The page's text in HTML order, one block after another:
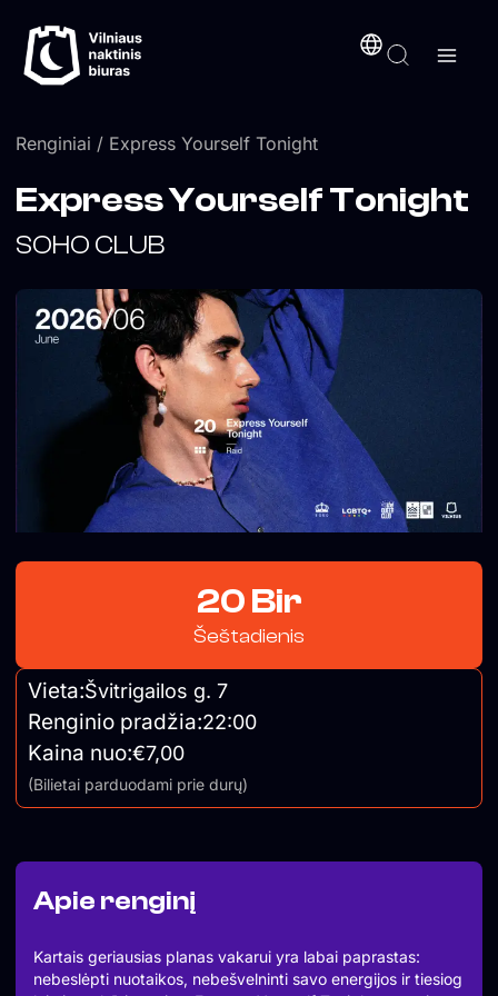
prie
turinio
Renginiai / Express Yourself Tonight
Apie renginį
Kartais geriausias planas vakarui yra labai paprastas:
nebeslėpti nuotaikos, nebešvelninti savo energijos ir tiesiog
Express Yourself Tonight
SOHO CLUB
20 Bir
Šeštadienis
Vieta:Švitrigailos g. 7
Renginio pradžia:22:00
Kaina nuo:€7,00
(Bilietai parduodami prie durų)